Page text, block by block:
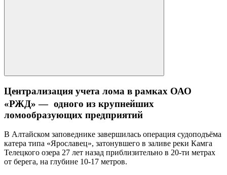
Централизация учета лома в рамках ОАО
«РЖД» — одного из крупнейших
ломообразующих предприятий
В Алтайском заповеднике завершилась операция судоподъёма
катера типа «Ярославец», затонувшего в заливе реки Камга
Телецкого озера 27 лет назад приблизительно в 20-ти метрах
от берега, на глубине 10-17 метров.